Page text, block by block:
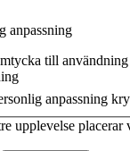
anpassning
till
anpassning
upplevelse